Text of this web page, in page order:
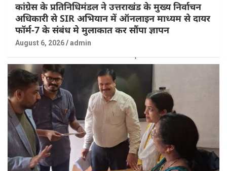
कांग्रेस के प्रतिनिधिमंडल ने उत्तराखंड के मुख्य निर्वाचन
अधिकारी से SIR अभियान में ऑनलाइन माध्यम से दायर
फॉर्म-7 के संबंध मे मुलाकात कर सौंपा ज्ञापन
August 6, 2026 admin